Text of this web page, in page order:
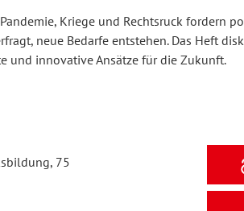
Kriege und Rechtsruck fordern
neue Bedarfe entstehen. Das Heft
und innovative Ansätze für die Zukunft.
75